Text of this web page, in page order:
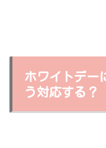
ホワイトデー
う対応する？